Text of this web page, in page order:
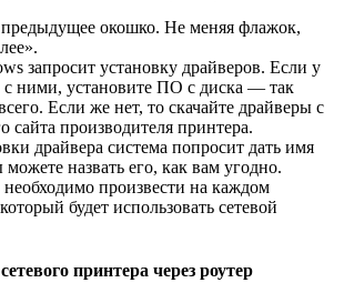
предыдущее окошко. Не меняя флажок,
запросит установку драйверов. Если у
с ними, установите ПО с диска — так
Если же нет, то скачайте драйверы с
сайта производителя принтера.
драйвера система попросит дать имя
назвать его, как вам угодно.
произвести на каждом
будет использовать сетевой
принтера через роутер